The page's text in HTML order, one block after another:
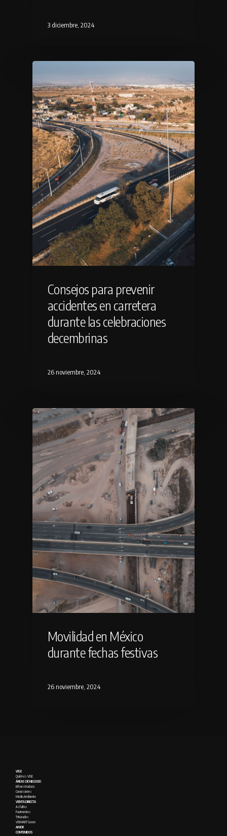
3 diciembre, 2024
Consejos para prevenir
accidentes en carretera
durante las celebraciones
decembrinas
26 noviembre, 2024
Movilidad en México
durante fechas festivas
26 noviembre, 2024
VISE
Quién es VISE
ÁREAS DE NEGOCIO
Infraestructura
Concesiones
Medio Ambiente
VENTA DIRECTA
Asfaltos
Pavimentos
Triturados
VISMART Green
AMOR
CONTENIDOS